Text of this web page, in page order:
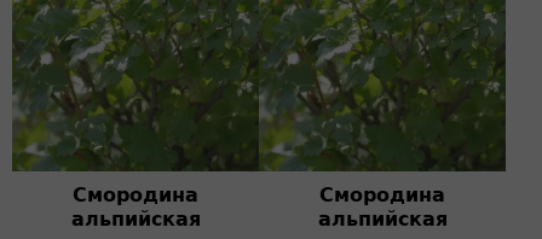
Смородина
альпийская
Смородина
альпийская